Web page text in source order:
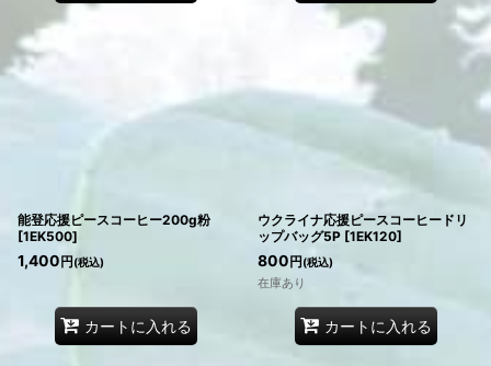
能登応援ピースコーヒー200g粉
[1EK500]
1,400 円 (税込)
カートに入れる
ウクライナ応援ピースコーヒードリ
ップバッグ5P [1EK120]
800 円 (税込)
在庫あり
カートに入れる